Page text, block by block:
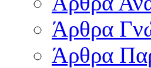
Άρθρα
Άρθρα